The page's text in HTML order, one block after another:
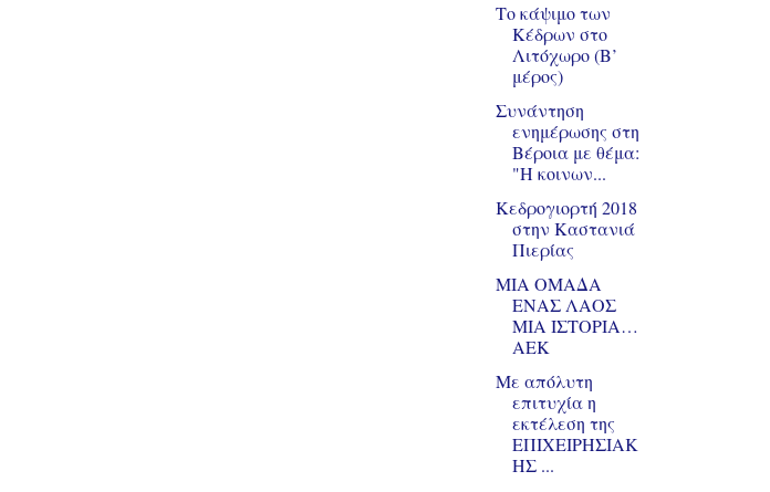
Το κάψιμο των
Κέδρων στο
Λιτόχωρο (B’
μέρος)
Συνάντηση
ενημέρωσης στη
Βέροια με θέμα:
"Η κοινων...
Κεδρογιορτή 2018
στην Καστανιά
Πιερίας
ΜΙΑ ΟΜΑΔΑ
ΕΝΑΣ ΛΑΟΣ
ΜΙΑ ΙΣΤΟΡΙΑ…
ΑΕΚ
Με απόλυτη
επιτυχία η
εκτέλεση της
ΕΠΙΧΕΙΡΗΣΙΑΚ
ΗΣ ...